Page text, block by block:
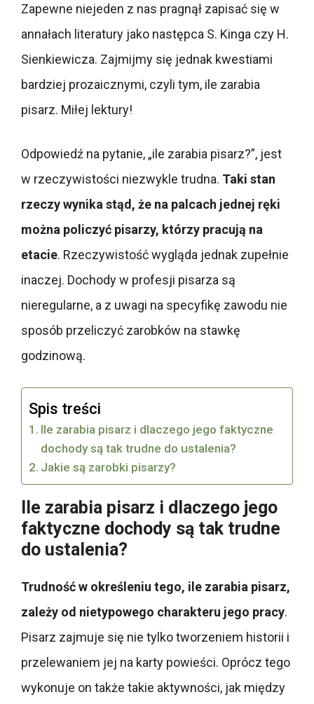
Zapewne niejeden z nas pragnął zapisać się w
annałach literatury jako następca S. Kinga czy H.
Sienkiewicza. Zajmijmy się jednak kwestiami
bardziej prozaicznymi, czyli tym, ile zarabia
pisarz. Miłej lektury!
Odpowiedź na pytanie, „ile zarabia pisarz?”, jest
w rzeczywistości niezwykle trudna. Taki stan
rzeczy wynika stąd, że na palcach jednej ręki
można policzyć pisarzy, którzy pracują na
etacie. Rzeczywistość wygląda jednak zupełnie
inaczej. Dochody w profesji pisarza są
nieregularne, a z uwagi na specyfikę zawodu nie
sposób przeliczyć zarobków na stawkę
godzinową.
Spis treści
Ile zarabia pisarz i dlaczego jego faktyczne
dochody są tak trudne do ustalenia?
Jakie są zarobki pisarzy?
Ile zarabia pisarz i dlaczego jego
faktyczne dochody są tak trudne
do ustalenia?
Trudność w określeniu tego, ile zarabia pisarz,
zależy od nietypowego charakteru jego pracy.
Pisarz zajmuje się nie tylko tworzeniem historii i
przelewaniem jej na karty powieści. Oprócz tego
wykonuje on także takie aktywności, jak między